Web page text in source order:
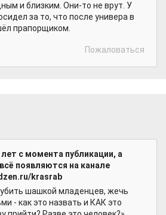
и близким. Они-то не врут. У
за то, что после универа в
прапорщиком.
Пожаловаться
с момента публикации, а
появляются на канале
krasrab
шашкой младенцев, жечь
- как это назвать и КАК это